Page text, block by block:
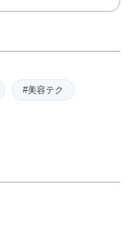
#美容テク